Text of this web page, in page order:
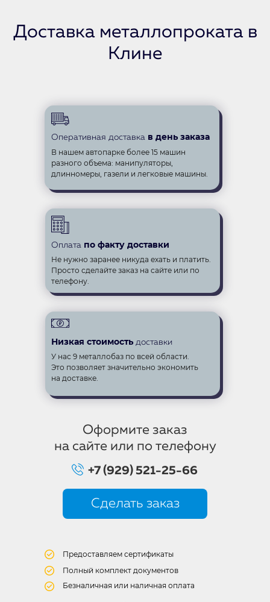
Доставка металлопроката в
Клине
Сделать заказ
Оперативная доставка в день заказа
В нашем автопарке более 15 машин
разного объема: манипуляторы,
длинномеры, газели и легковые машины.
Оплата по факту доставки
Не нужно заранее никуда ехать и платить.
Просто сделайте заказ на сайте или по
телефону.
Низкая стоимость доставки
У нас 9 металлобаз по всей области.
Это позволяет значительно экономить
на доставке.
Оформите заказ
на сайте или по телефону
+7 (929) 521-25-66
Безналичная или наличная оплата
Полный комплект документов
Предоставляем сертификаты